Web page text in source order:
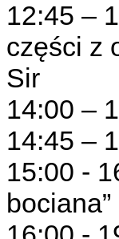
12:45 –
części z
Sir
14:00 –
14:45 –
15:00 -
bociana”